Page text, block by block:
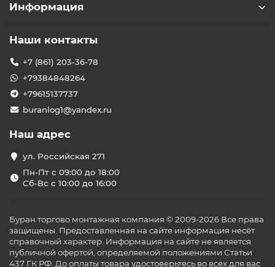
Информация
Наши контакты
+7 (861) 203-36-78
+79384848264
+79615137737
buranlog1@yandex.ru
Наш адрес
ул. Российская 271
Пн-Пт с 09:00 до 18:00
Сб-Вс с 10:00 до 16:00
Буран торгово монтажная компания © 2009-2026 Все права
защищены. Предоставленная на сайте информация несёт
справочный характер. Информация на сайте не является
публичной офертой, определяемой положениями Статьи
437 ГК РФ. До оплаты товара удостоверьтесь во всех для вас